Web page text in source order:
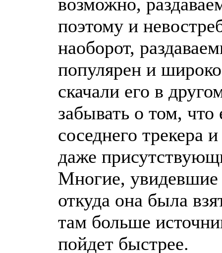
поэтому и
наоборот,
популярен и
скачали его в
забывать о том, что
соседнего трекера
даже
Многие, увидевшие
откуда она была
там больше
пойдет быстрее.